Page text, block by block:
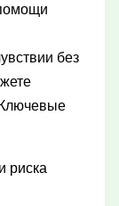
без
риска